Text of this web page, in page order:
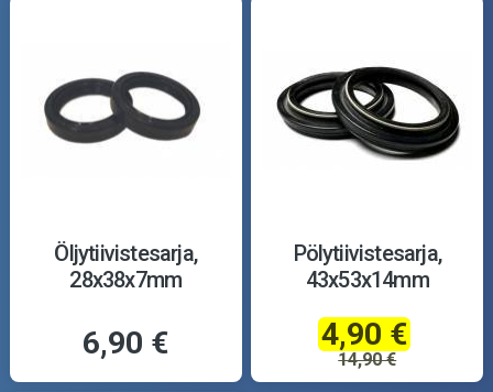
Öljytiivistesarja,
28x38x7mm
6,90 €
Pölytiivistesarja,
43x53x14mm
4,90 €
14,90 €